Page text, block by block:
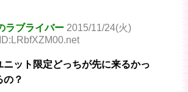
ラブライバー 2015/11/24(火)
ニット限定どっちが先に来るかっ
の？